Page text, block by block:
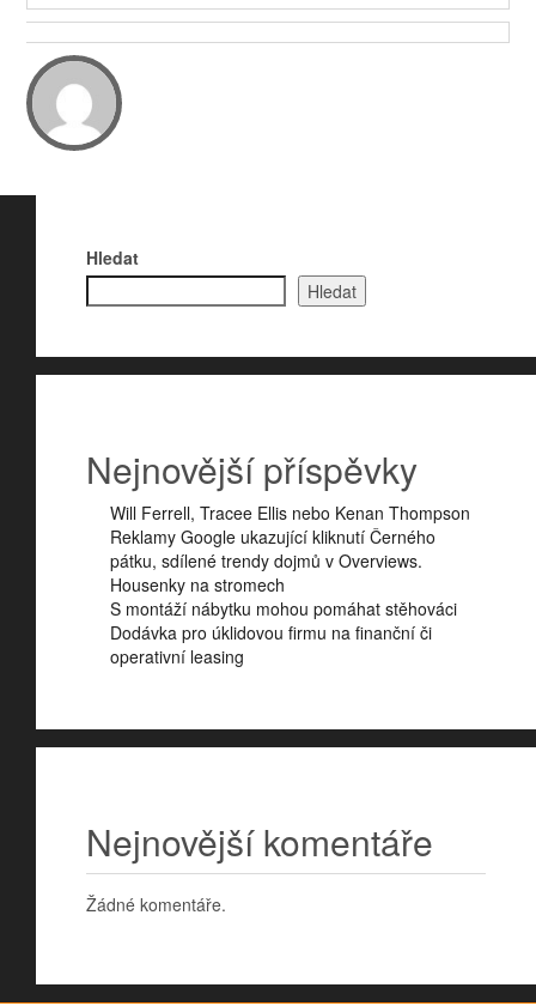
Hledat
Hledat
Nejnovější příspěvky
Will Ferrell, Tracee Ellis nebo Kenan Thompson
Reklamy Google ukazující kliknutí Černého
pátku, sdílené trendy dojmů v Overviews.
Housenky na stromech
S montáží nábytku mohou pomáhat stěhováci
Dodávka pro úklidovou firmu na finanční či
operativní leasing
Nejnovější komentáře
Žádné komentáře.